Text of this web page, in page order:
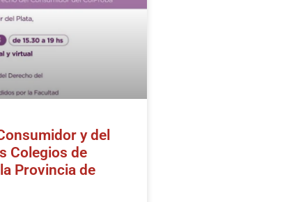
y del
Colegios de
Provincia de